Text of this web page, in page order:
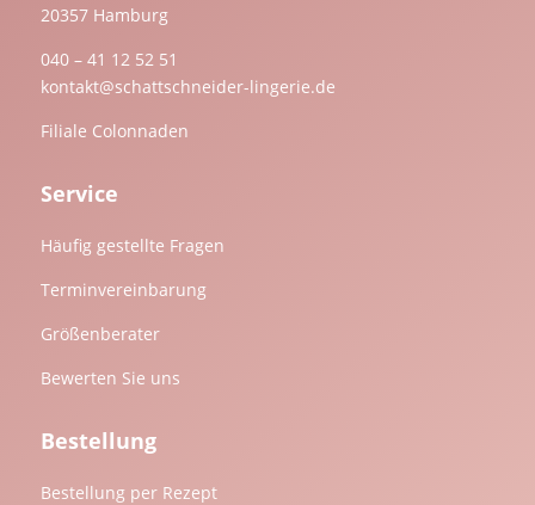
20357 Hamburg
040 – 41 12 52 51
kontakt@schattschneider-lingerie.de
Filiale Colonnaden
Service
Häufig gestellte Fragen
Terminvereinbarung
Größenberater
Bewerten Sie uns
Bestellung
Bestellung per Rezept